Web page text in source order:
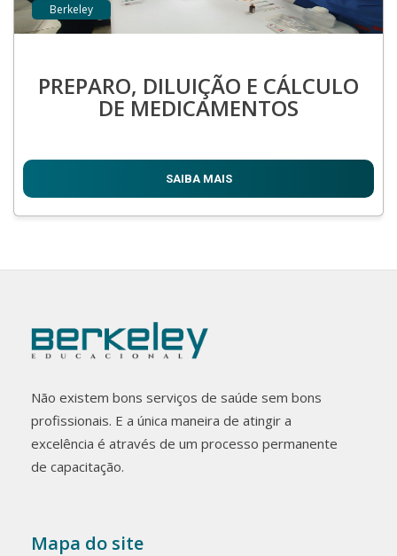
Berkeley
PREPARO, DILUIÇÃO E CÁLCULO
DE MEDICAMENTOS
SAIBA MAIS
Não existem bons serviços de saúde sem bons
profissionais. E a única maneira de atingir a
excelência é através de um processo permanente
de capacitação.
Mapa do site